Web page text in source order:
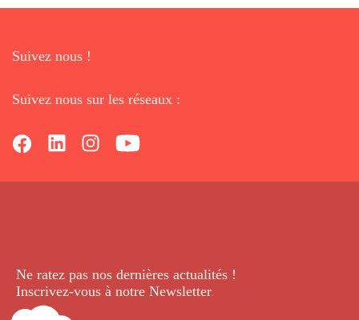
Suivez nous !
Suivez nous sur les réseaux :
Ne ratez pas nos dernières actualités !
Inscrivez-vous à notre Newsletter.